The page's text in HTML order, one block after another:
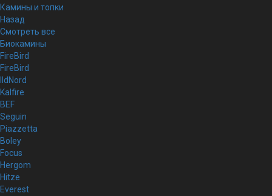
Камины и топки
Назад
Смотреть все
Биокамины
FireBird
FireBird
IldNord
Kalfire
BEF
Seguin
Piazzetta
Boley
Focus
Hergom
Hitze
Everest